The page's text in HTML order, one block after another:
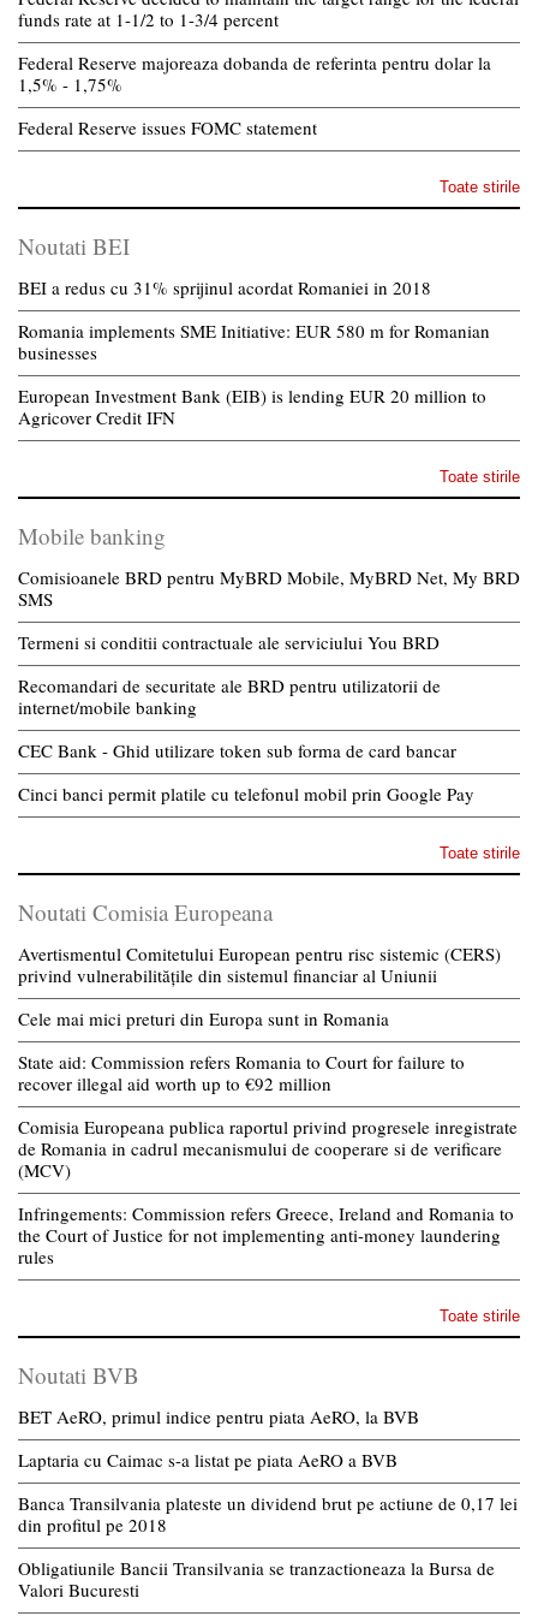
funds rate at 1-1/2 to 1-3/4 percent
Federal Reserve majoreaza dobanda de referinta pentru dolar la
1,5% - 1,75%
Federal Reserve issues FOMC statement
Toate stirile
Noutati BEI
BEI a redus cu 31% sprijinul acordat Romaniei in 2018
Romania implements SME Initiative: EUR 580 m for Romanian
businesses
European Investment Bank (EIB) is lending EUR 20 million to
Agricover Credit IFN
Toate stirile
Mobile banking
Comisioanele BRD pentru MyBRD Mobile, MyBRD Net, My BRD
SMS
Termeni si conditii contractuale ale serviciului You BRD
Recomandari de securitate ale BRD pentru utilizatorii de
internet/mobile banking
CEC Bank - Ghid utilizare token sub forma de card bancar
Cinci banci permit platile cu telefonul mobil prin Google Pay
Toate stirile
Noutati Comisia Europeana
Avertismentul Comitetului European pentru risc sistemic (CERS)
privind vulnerabilitățile din sistemul financiar al Uniunii
Cele mai mici preturi din Europa sunt in Romania
State aid: Commission refers Romania to Court for failure to
recover illegal aid worth up to €92 million
Comisia Europeana publica raportul privind progresele inregistrate
de Romania in cadrul mecanismului de cooperare si de verificare
(MCV)
Infringements: Commission refers Greece, Ireland and Romania to
the Court of Justice for not implementing anti-money laundering
rules
Toate stirile
Noutati BVB
BET AeRO, primul indice pentru piata AeRO, la BVB
Laptaria cu Caimac s-a listat pe piata AeRO a BVB
Banca Transilvania plateste un dividend brut pe actiune de 0,17 lei
din profitul pe 2018
Obligatiunile Bancii Transilvania se tranzactioneaza la Bursa de
Valori Bucuresti